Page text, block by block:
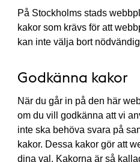
På Stockholms stads
kakor som krävs för att
kan inte välja bort
Godkänna kakor
När du går in på den här
om du vill godkänna att vi
inte ska behöva svara på
kakor. Dessa kakor gör att
dina val. Kakorna är så